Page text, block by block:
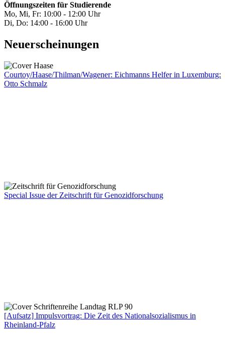
Öffnungszeiten für Studierende
Mo, Mi, Fr: 10:00 - 12:00 Uhr
Di, Do: 14:00 - 16:00 Uhr
Neuerscheinungen
Courtoy/Haase/Thilman/Wagener: Eichmanns Helfer in Luxemburg:
Otto Schmalz
Special Issue der Zeitschrift für Genozidforschung
[Aufsatz] Impulsvortrag: Die Zeit des Nationalsozialismus in
Rheinland-Pfalz